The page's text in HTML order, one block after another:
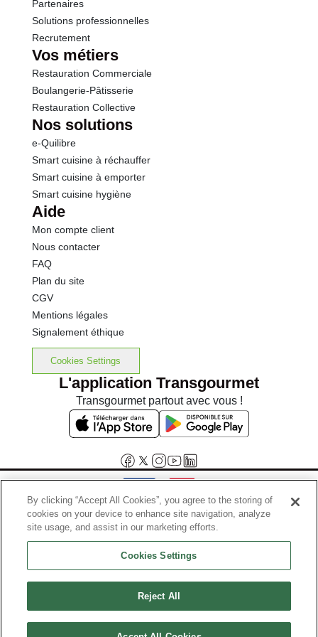
Partenaires
Solutions professionnelles
Recrutement
Vos métiers
Restauration Commerciale
Boulangerie-Pâtisserie
Restauration Collective
Nos solutions
e-Quilibre
Smart cuisine à réchauffer
Smart cuisine à emporter
Smart cuisine hygiène
Aide
Mon compte client
Nous contacter
FAQ
Plan du site
CGV
Mentions légales
Signalement éthique
Cookies Settings
L'application Transgourmet
Transgourmet partout avec vous !
Interdiction de vente de boissons alcooliques aux mineurs de
moins de 18 ans
La preuve de majorité de l'acheteur est exigée au moment de la vente
Code de la santé publique, Aar.l.3342-1 et l.3353-3
By clicking “Accept All Cookies”, you agree to the storing of
cookies on your device to enhance site navigation, analyze
site usage, and assist in our marketing efforts.
Cookies Settings
Reject All